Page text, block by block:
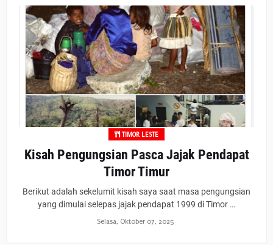
TIMOR LESTE
Kisah Pengungsian Pasca Jajak Pendapat
Timor Timur
Berikut adalah sekelumit kisah saya saat masa pengungsian
yang dimulai selepas jajak pendapat 1999 di Timor …
Selasa, Oktober 07, 2025